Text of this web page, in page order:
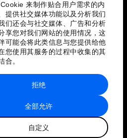
来制作贴合用户需求的内
提供社交媒体功能以及分析我们
们还会与社交媒体、广告和分析
享您对我们网站的使用情况，这
可能会将此类信息与您提供给他
您使用其服务的过程中收集的其
合。
全部允许
自定义
拒绝
站点地图
世界经济论坛